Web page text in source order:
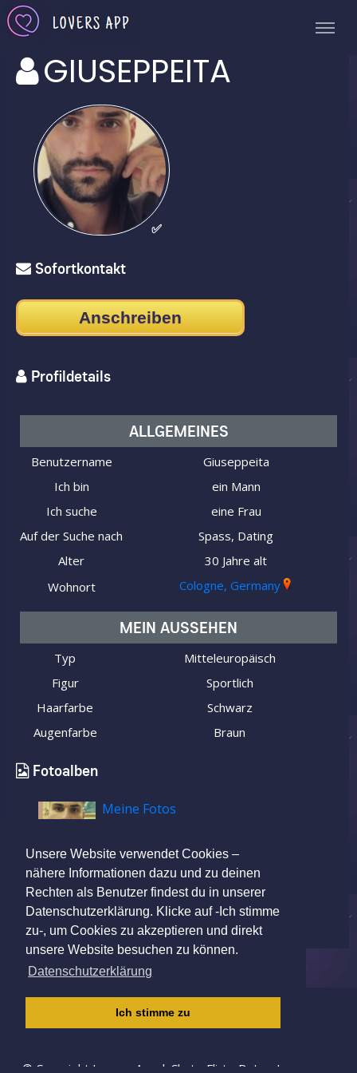
Unsere Website verwendet Cookies –
nähere Informationen dazu und zu deinen
Rechten als Benutzer findest du in unserer
Datenschutzerklärung. Klicke auf -Ich stimme
zu-, um Cookies zu akzeptieren und direkt
unsere Website besuchen zu können.
Datenschutzerklärung
Ich stimme zu
GIUSEPPEITA
✅
Sofortkontakt
Anschreiben
Profildetails
ALLGEMEINES
Benutzername
Giuseppeita
Ich bin
ein Mann
Ich suche
eine Frau
Auf der Suche nach
Spass, Dating
Alter
30 Jahre alt
Wohnort
Cologne, Germany
MEIN AUSSEHEN
Typ
Mitteleuropäisch
Figur
Sportlich
Haarfarbe
Schwarz
Augenfarbe
Braun
Fotoalben
Meine Fotos
|AGB|DATENSCHUTZ
KINDERSCHUTZRICHTLINIE
© Copyright Lovers-App | Chat - Flirt - Date - Love